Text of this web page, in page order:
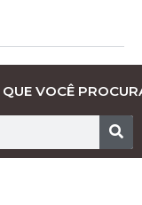
QUE VOCÊ